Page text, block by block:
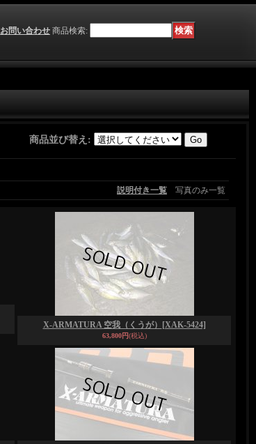
お問い合わせ 商品検索:
商品並び替え :
説明付き一覧 写真のみ一覧
X-ARMATURA 空我（くうが） [XAK-5424]
63,800円(税込)